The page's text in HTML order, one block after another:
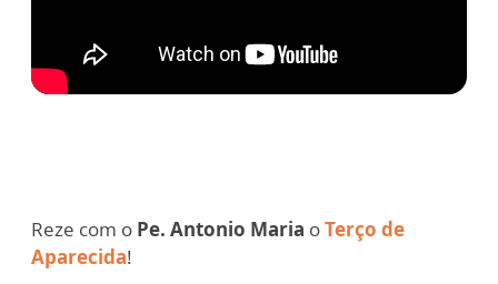
Reze com o Pe. Antonio Maria oTerço de
Aparecida!